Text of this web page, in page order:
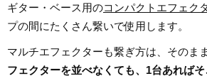
ギター・ベース用のコンパクトエフェク
プの間にたくさん繋いで使用します。
マルチエフェクターも繋ぎ方は、そのま
フェクターを並べなくても、1台あれば